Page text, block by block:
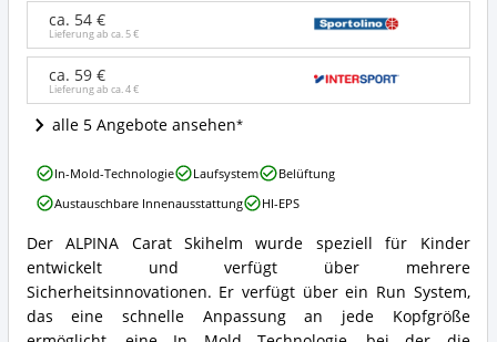
dieser
Kinder
Skihelm
erhältlich?
ca. 54 €
Lieferung ab ca.5 €
ca. 59 €
Lieferung ab ca.4 €
alle 5 Angebote ansehen
ALPINA
Carat
Zusammenfassung:
Was
bietet
Der ALPINA Carat Skihelm wurde speziell für Kinder
entwickelt und verfügt über mehrere
Sicherheitsinnovationen. Er verfügt über ein Run System,
das eine schnelle Anpassung an jede Kopfgröße
ALPINA
Carat
Vorteile:
spricht
für
diesen
Kinder
Skihelm?
In-Mold-Technologie Laufsystem
Belüftung
Austauschbare Innenausstattung
HI-EPS